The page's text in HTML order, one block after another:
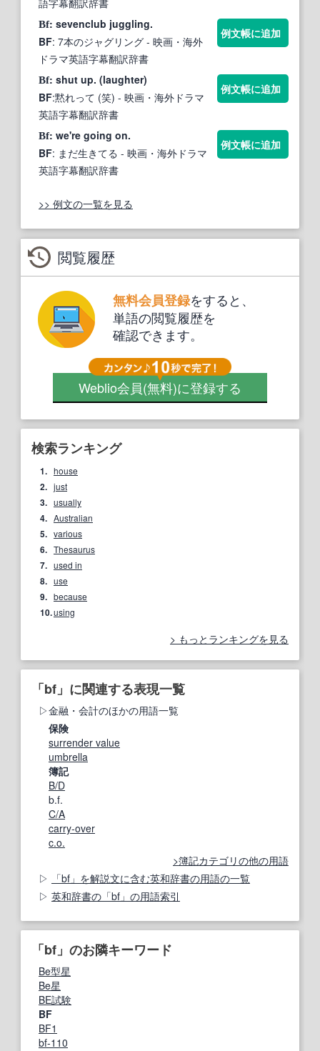
Bf: sevenclub juggling.
BF: 7本のジャグリング - 映画・海外
ドラマ英語字幕翻訳辞書
例文帳に追加
Bf: shut up. (laughter)
BF:黙れって (笑) - 映画・海外ドラマ
英語字幕翻訳辞書
例文帳に追加
Bf: we're going on.
BF: まだ生きてる - 映画・海外ドラマ
英語字幕翻訳辞書
例文帳に追加
>> 例文の一覧を見る
閲覧履歴
無料会員登録をすると、
単語の閲覧履歴を
確認できます。
Weblio会員(無料)に登録する
検索ランキング
1. house
2. just
3. usually
4. Australian
5. various
6. Thesaurus
7. used in
8. use
9. because
10.using
もっとランキングを見る
「bf」に関連する表現一覧
金融・会計のほかの用語一覧
保険
surrender value
umbrella
簿記
B/D
b.f.
C/A
carry‐over
c.o.
簿記カテゴリの他の用語
「bf」を解説文に含む英和辞書の用語の一覧
英和辞書の「bf」の用語索引
「bf」のお隣キーワード
Be型星
Be星
BE試験
BF
BF1
bf-110